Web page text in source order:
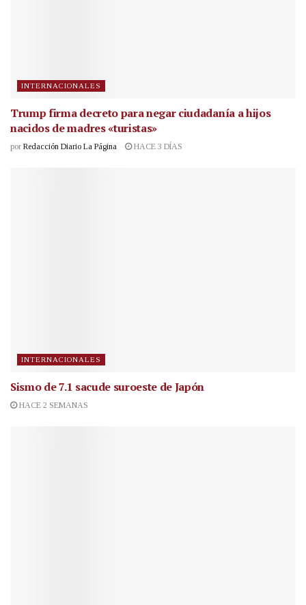
INTERNACIONALES
Trump firma decreto para negar ciudadanía a hijos
nacidos de madres «turistas»
por Redacción Diario La Página HACE 3 DÍAS
INTERNACIONALES
Sismo de 7.1 sacude suroeste de Japón
HACE 2 SEMANAS